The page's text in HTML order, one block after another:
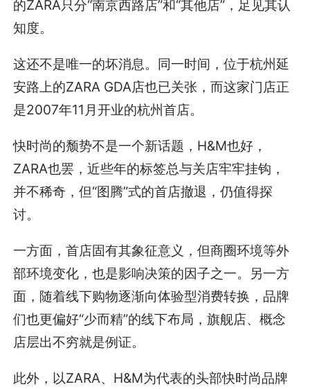
的ZARA只分“南京西路店”和“其他店”，足见其认
知度。
这还不是唯一的坏消息。同一时间，位于杭州延
安路上的ZARA GDA店也已关张，而这家门店正
是2007年11月开业的杭州首店。
快时尚的颓势不是一个新话题，H&M也好，
ZARA也罢，近些年的标签总与关店牢牢挂钩，
并不稀奇，但“图腾”式的首店撤退，仍值得探
讨。
一方面，首店固有其象征意义，但商圈环境等外
部环境变化，也是影响决策的因子之一。另一方
面，随着线下购物逐渐向体验型消费转换，品牌
们也更偏好“少而精”的线下布局，旗舰店、概念
店层出不穷就是例证。
此外，以ZARA、H&M为代表的头部快时尚品牌